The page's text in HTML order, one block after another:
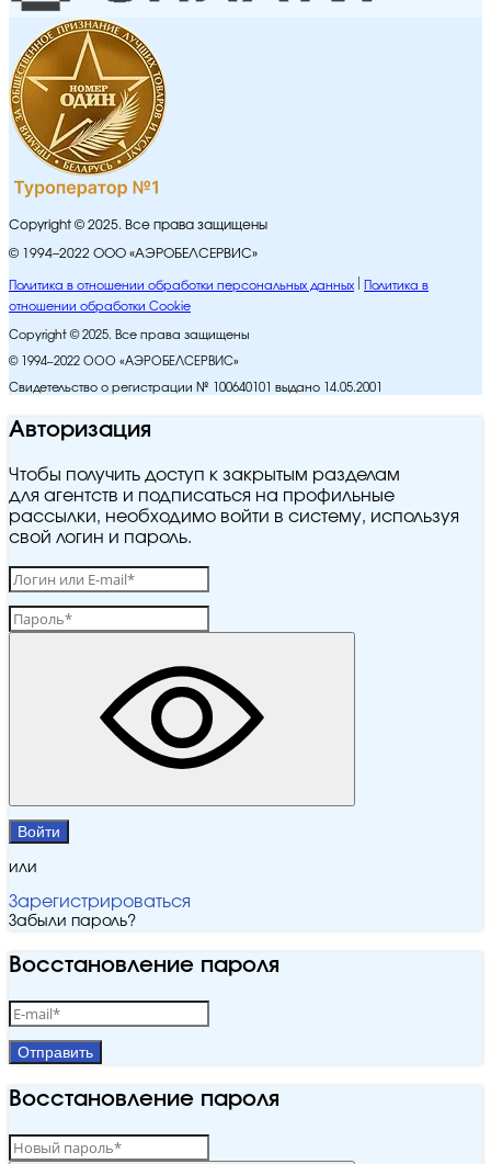
Copyright © 2025. Все права защищены
© 1994–2022 ООО «АЭРОБЕЛСЕРВИС»
Политика в отношении обработки персональных данных
Политика в
отношении обработки Cookie
Copyright © 2025. Все права защищены
© 1994–2022 ООО «АЭРОБЕЛСЕРВИС»
Свидетельство о регистрации № 100640101 выдано 14.05.2001
Авторизация
Чтобы получить доступ к закрытым разделам
для агентств и подписаться на профильные
рассылки, необходимо войти в систему, используя
свой логин и пароль.
Войти
или
Зарегистрироваться
Забыли пароль?
Восстановление пароля
Отправить
Восстановление пароля